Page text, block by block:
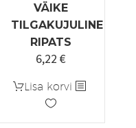
VÄIKE
TILGAKUJULINE
RIPATS
Algne
oli:
7,77 €.
6,22 €
on:
Lisa korvi